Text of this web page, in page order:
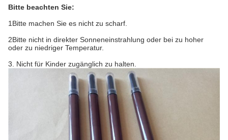
Bitte beachten Sie:
1Bitte machen Sie es nicht zu scharf.
2Bitte nicht in direkter Sonneneinstrahlung oder bei zu hoher
oder zu niedriger Temperatur.
3. Nicht für Kinder zugänglich zu halten.